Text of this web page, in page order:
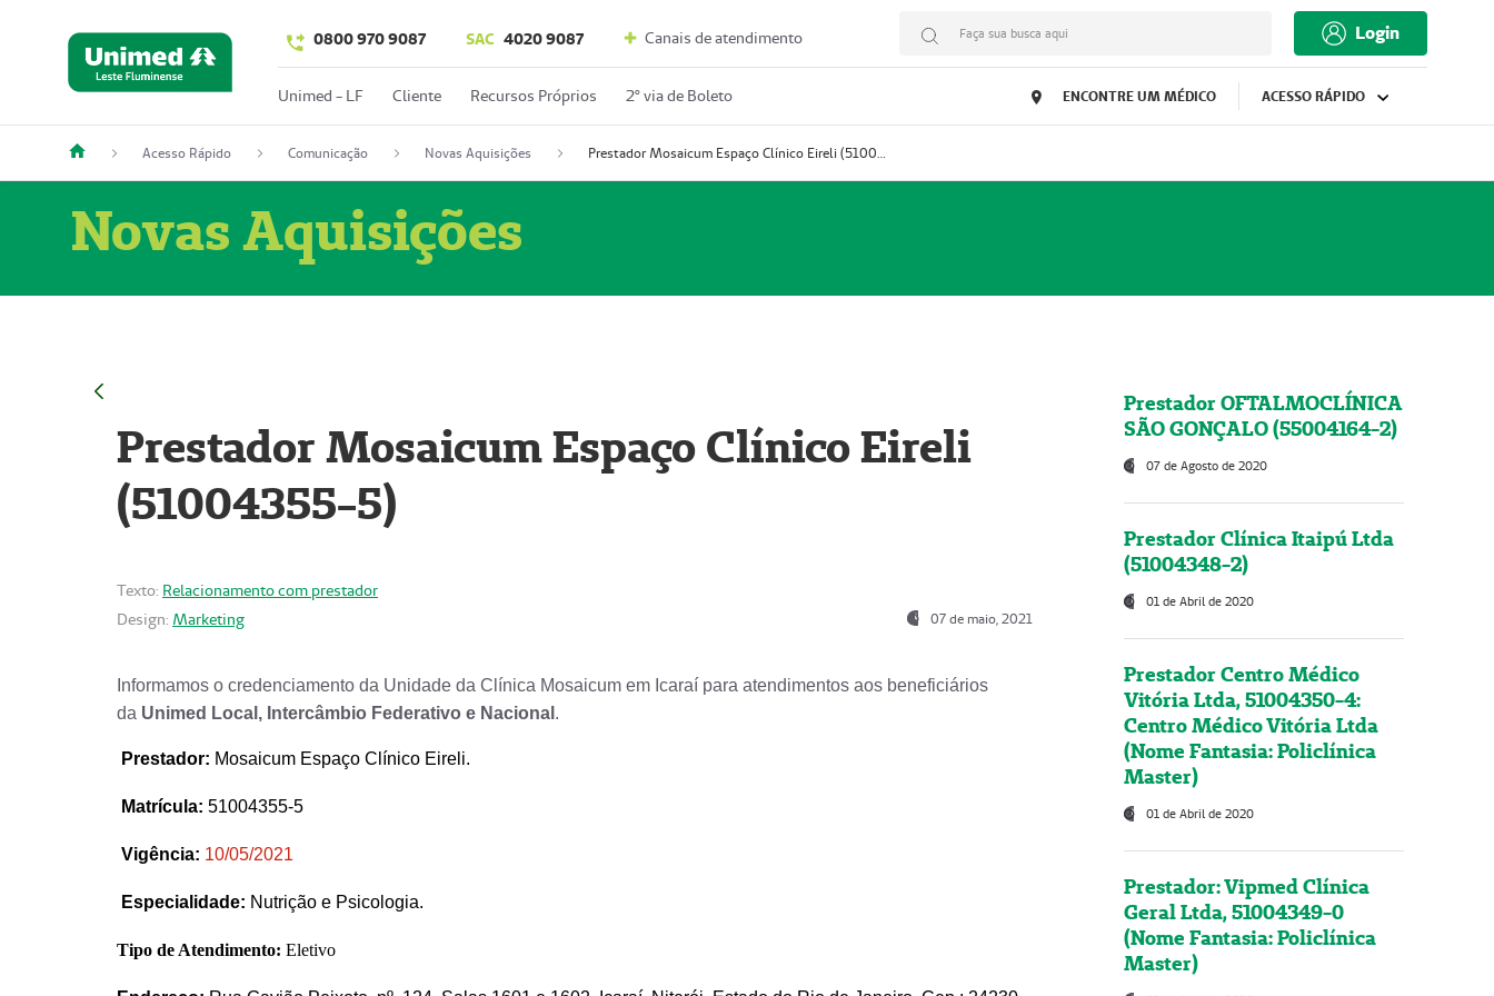
0800 970 9087 SAC 4020 9087 Canais de atendimento Faça sua busca aqui Login
Unimed - LF Cliente Recursos Próprios 2º via de Boleto ENCONTRE UM MÉDICO ACESSO RÁPIDO
Acesso Rápido Comunicação Novas Aquisições Prestador Mosaicum Espaço Clínico Eireli (51004355-5)
Novas Aquisições
Prestador Mosaicum Espaço Clínico Eireli
(51004355-5)
Texto: Relacionamento com prestador
Design: Marketing 07 de maio, 2021
Informamos o credenciamento da Unidade da Clínica Mosaicum em Icaraí para atendimentos aos beneficiários
da Unimed Local, Intercâmbio Federativo e Nacional .
Prestador: Mosaicum Espaço Clínico Eireli.
Matrícula: 51004355-5
Vigência: 10/05/2021
Especialidade: Nutrição e Psicologia.
Tipo de Atendimento: Eletivo
Prestador OFTALMOCLÍNICA
SÃO GONÇALO (55004164-2)
07 de Agosto de 2020
Prestador Clínica Itaipú Ltda
(51004348-2)
01 de Abril de 2020
Prestador Centro Médico
Vitória Ltda, 51004350-4:
Centro Médico Vitória Ltda
(Nome Fantasia: Policlínica
Master)
01 de Abril de 2020
Prestador: Vipmed Clínica
Geral Ltda, 51004349-0
(Nome Fantasia: Policlínica
Master)